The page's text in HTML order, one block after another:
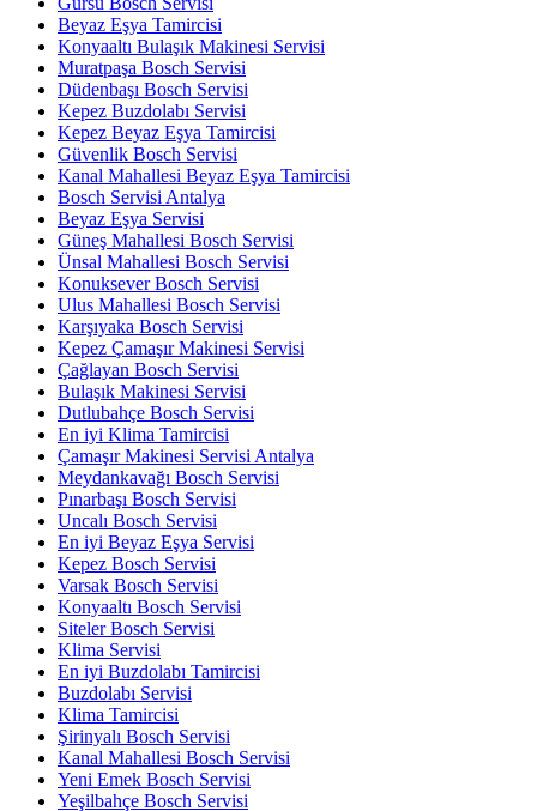
Beyaz Eşya Tamircisi
Konyaaltı Bulaşık Makinesi Servisi
Muratpaşa Bosch Servisi
Düdenbaşı Bosch Servisi
Kepez Buzdolabı Servisi
Kepez Beyaz Eşya Tamircisi
Güvenlik Bosch Servisi
Kanal Mahallesi Beyaz Eşya Tamircisi
Bosch Servisi Antalya
Beyaz Eşya Servisi
Güneş Mahallesi Bosch Servisi
Ünsal Mahallesi Bosch Servisi
Konuksever Bosch Servisi
Ulus Mahallesi Bosch Servisi
Karşıyaka Bosch Servisi
Kepez Çamaşır Makinesi Servisi
Çağlayan Bosch Servisi
Bulaşık Makinesi Servisi
Dutlubahçe Bosch Servisi
En iyi Klima Tamircisi
Çamaşır Makinesi Servisi Antalya
Meydankavağı Bosch Servisi
Pınarbaşı Bosch Servisi
Uncalı Bosch Servisi
En iyi Beyaz Eşya Servisi
Kepez Bosch Servisi
Varsak Bosch Servisi
Konyaaltı Bosch Servisi
Siteler Bosch Servisi
Klima Servisi
En iyi Buzdolabı Tamircisi
Buzdolabı Servisi
Klima Tamircisi
Şirinyalı Bosch Servisi
Kanal Mahallesi Bosch Servisi
Yeni Emek Bosch Servisi
Yeşilbahçe Bosch Servisi